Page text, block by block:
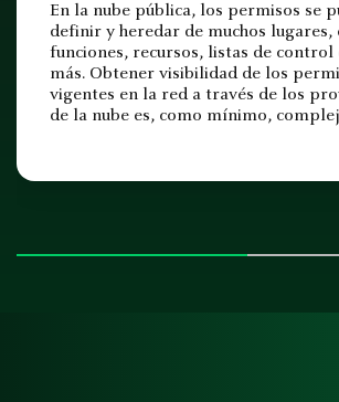
En la nube pública, los permisos se
definir y heredar de muchos lugares,
funciones, recursos, listas de control
más. Obtener visibilidad de los
vigentes en la red a través de los
de la nube es, como mínimo,